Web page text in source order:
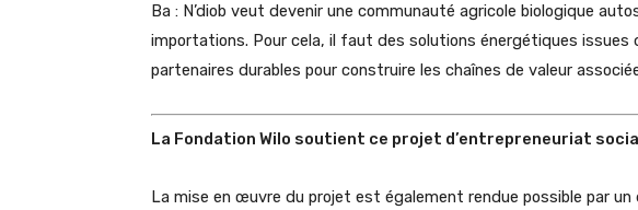
Ba : N’diob veut devenir une communauté agricole biologique
importations. Pour cela, il faut des solutions énergétiques issues
partenaires durables pour construire les chaînes de valeur
La Fondation Wilo soutient ce projet d’entrepreneuriat
La mise en œuvre du projet est également rendue possible par